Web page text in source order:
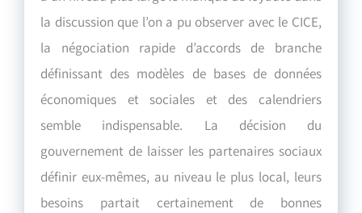
la discussion que l’on a pu observer avec le CICE,
la négociation rapide d’accords de branche
définissant des modèles de bases de données
économiques et sociales et des calendriers
semble indispensable. La décision du
gouvernement de laisser les partenaires sociaux
définir eux-mêmes, au niveau le plus local, leurs
besoins partait certainement de bonnes